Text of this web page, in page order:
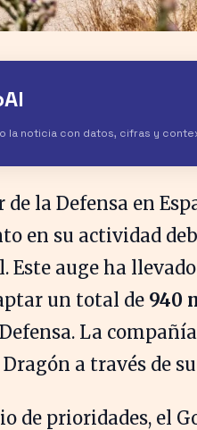
la noticia con datos, cifras y
de la Defensa en
en su actividad
Este auge ha
un total de 940
La compañía
a través de
de prioridades, el